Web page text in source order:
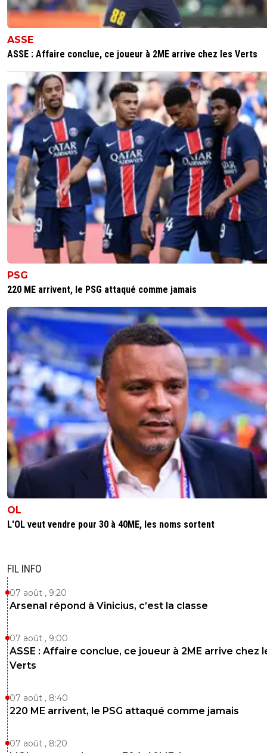
ASSE
ASSE : Affaire conclue, ce joueur à 2ME arrive chez les Verts
PSG
220 ME arrivent, le PSG attaqué comme jamais
OL
L'OL veut vendre pour 30 à 40ME, les noms sortent
FIL INFO
07 août , 9:20
Arsenal répond à Vinicius, c’est la classe
07 août , 9:00
ASSE : Affaire conclue, ce joueur à 2ME arrive chez
Verts
07 août , 8:40
220 ME arrivent, le PSG attaqué comme jamais
07 août , 8:20